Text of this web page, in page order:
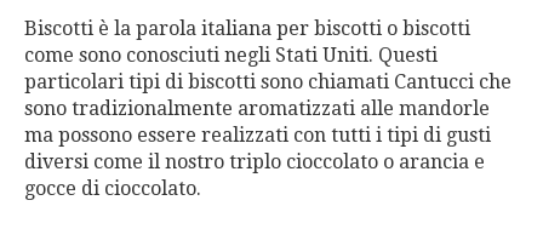
Biscotti è la parola italiana per biscotti o biscotti
come sono conosciuti negli Stati Uniti. Questi
particolari tipi di biscotti sono chiamati Cantucci che
sono tradizionalmente aromatizzati alle mandorle
ma possono essere realizzati con tutti i tipi di gusti
diversi come il nostro triplo cioccolato o arancia e
gocce di cioccolato.